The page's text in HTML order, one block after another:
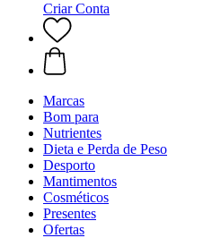
Criar Conta
Marcas
Bom para
Nutrientes
Dieta e Perda de Peso
Desporto
Mantimentos
Cosméticos
Presentes
Ofertas